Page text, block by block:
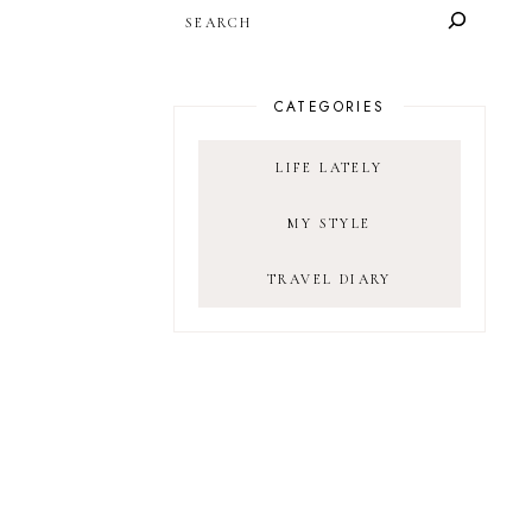
CATEGORIES
LIFE LATELY
MY STYLE
TRAVEL DIARY